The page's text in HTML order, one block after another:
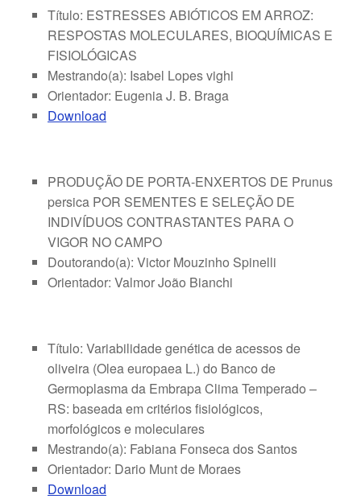
Título: ESTRESSES ABIÓTICOS EM ARROZ:
RESPOSTAS MOLECULARES, BIOQUÍMICAS E
FISIOLÓGICAS
Mestrando(a): Isabel Lopes vighi
Orientador: Eugenia J. B. Braga
Download
PRODUÇÃO DE PORTA-ENXERTOS DE Prunus
persica POR SEMENTES E SELEÇÃO DE
INDIVÍDUOS CONTRASTANTES PARA O
VIGOR NO CAMPO
Doutorando(a): Victor Mouzinho Spinelli
Orientador: Valmor João Bianchi
Título: Variabilidade genética de acessos de
oliveira (Olea europaea L.) do Banco de
Germoplasma da Embrapa Clima Temperado –
RS: baseada em critérios fisiológicos,
morfológicos e moleculares
Mestrando(a): Fabiana Fonseca dos Santos
Orientador: Dario Munt de Moraes
Download